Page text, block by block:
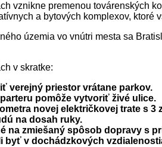
vznikne premenou továrenských
a bytových komplexov,
územia vo vnútri mesta sa
v skratke:
verejný priestor vrátane parkov.
pomôže vytvoriť živé ulice.
novej električkovej trate s 3
na dosah ruky.
na zmiešaný spôsob dopravy s
byť v dochádzkových